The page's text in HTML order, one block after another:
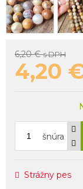
6,20 €s DPH
4,20
šnúra
Strážny pes